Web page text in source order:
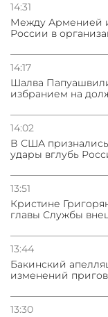
14:31
Между Арменией
России в
14:17
Шалва
избранием на
14:02
В США
удары вглубь
13:51
Кристине
главы Службы
13:44
Бакинский
изменений
13:30